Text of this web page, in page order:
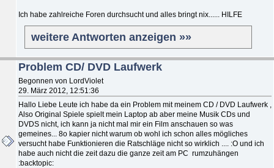
Ich habe zahlreiche Foren durchsucht und alles bringt nix...... HILFE
weitere Antworten anzeigen »»
Problem CD/ DVD Laufwerk
Begonnen von LordViolet
29. März 2012, 12:51:36
Hallo Liebe Leute ich habe da ein Problem mit meinem CD / DVD Laufwerk ,
Also Original Spiele spielt mein Laptop ab aber meine Musik CDs und
DVDS nicht, ich kann ja nicht mal mir ein Film anschauen so was
gemeines... 8o kapier nicht warum ob wohl ich schon alles mögliches
versucht habe Funktionieren die Ratschläge nicht so wirklich .... :O und ich
habe auch nicht die zeit dazu die ganze zeit am PC rumzuhängen
:backtopic: